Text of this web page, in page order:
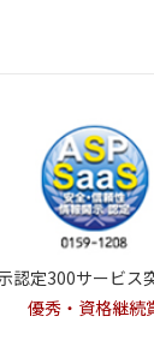
認定300サービス
優秀・資格継続